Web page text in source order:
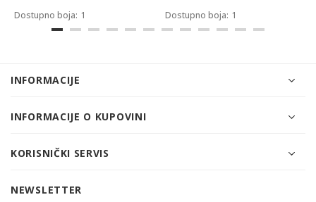
Dostupno boja: 1 Dostupno boja: 1
INFORMACIJE
INFORMACIJE O KUPOVINI
KORISNIČKI SERVIS
NEWSLETTER